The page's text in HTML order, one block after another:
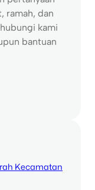
ramah, dan
kami
bantuan
Kecamatan